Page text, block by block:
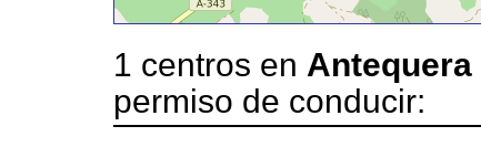
1 centros en Antequera
permiso de conducir: